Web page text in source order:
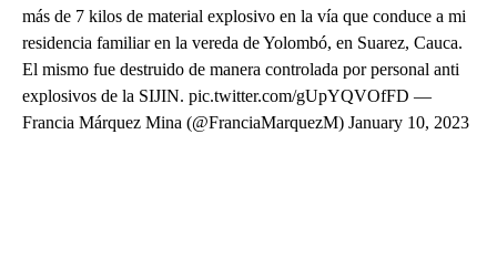
más de 7 kilos de material explosivo en la vía que conduce a mi
residencia familiar en la vereda de Yolombó, en Suarez, Cauca.
El mismo fue destruido de manera controlada por personal anti
explosivos de la SIJIN. pic.twitter.com/gUpYQVOfFD —
Francia Márquez Mina (@FranciaMarquezM) January 10, 2023